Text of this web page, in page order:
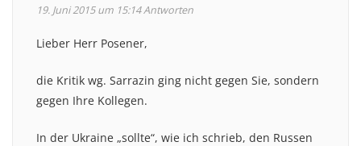
19. Juni 2015 um 15:14Antworten
Lieber Herr Posener,
die Kritik wg. Sarrazin ging nicht gegen Sie, sondern
gegen Ihre Kollegen.
In der Ukraine „sollte“, wie ich schrieb, den Russen